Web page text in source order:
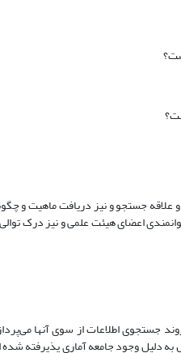
جستجو و نیز دریافت ماهیت و
اعضای هیئت علمی و نیز درک
جستجوی اطلاعات از سوی آنها
دلیل وجود جامعه آماری پذیرفته